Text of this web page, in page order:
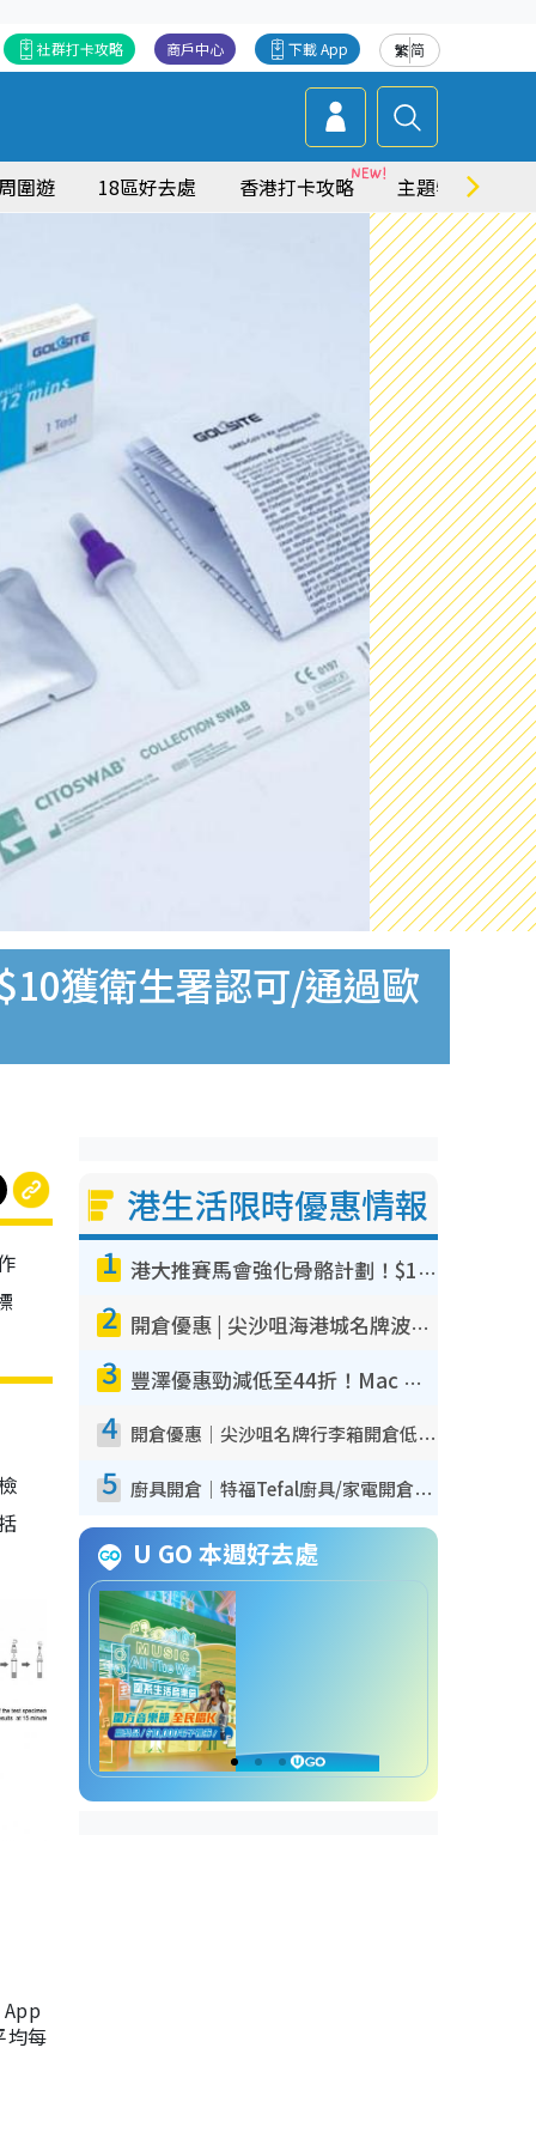
繁简
下載 App
商戶中心
社群打卡攻略
圍遊 18區好去處 香港打卡攻略 主題特集
獲衛生署認可/通過歐
均每
港生活限時優惠情報
1 港大推賽馬會強化骨骼計劃！$100骨質密度X光檢查 完成免費運動訓練送超市禮券！附參加資格
2 開倉優惠 | 尖沙咀海港城名牌波鞋開倉低至1折！On鞋$899起／Joy&Peace鞋履$98起
3 豐澤優惠勁減低至44折！Mac mini/iPhone17Pro大減價！廚房家電$220起
4 開倉優惠｜尖沙咀名牌行李箱開倉低至4折！一連5日 American Tourister/ace./Hallmark $200起！
5 廚具開倉｜特福Tefal廚具/家電開倉低至3折！$220起買平底鍋/炒鑊/湯煲！電飯煲/吸塵機/燙斗$418起
U GO 本週好去處